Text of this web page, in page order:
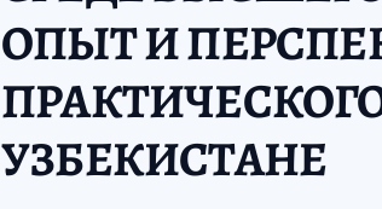
ОПЫТ И
УЗБЕКИСТАНЕ